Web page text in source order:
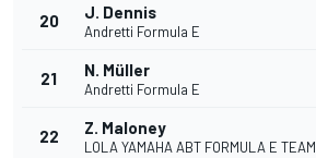
20 J. Dennis
Andretti Formula E
21 N. Müller
Andretti Formula E
22 Z. Maloney
LOLA YAMAHA ABT FORMULA E TEAM